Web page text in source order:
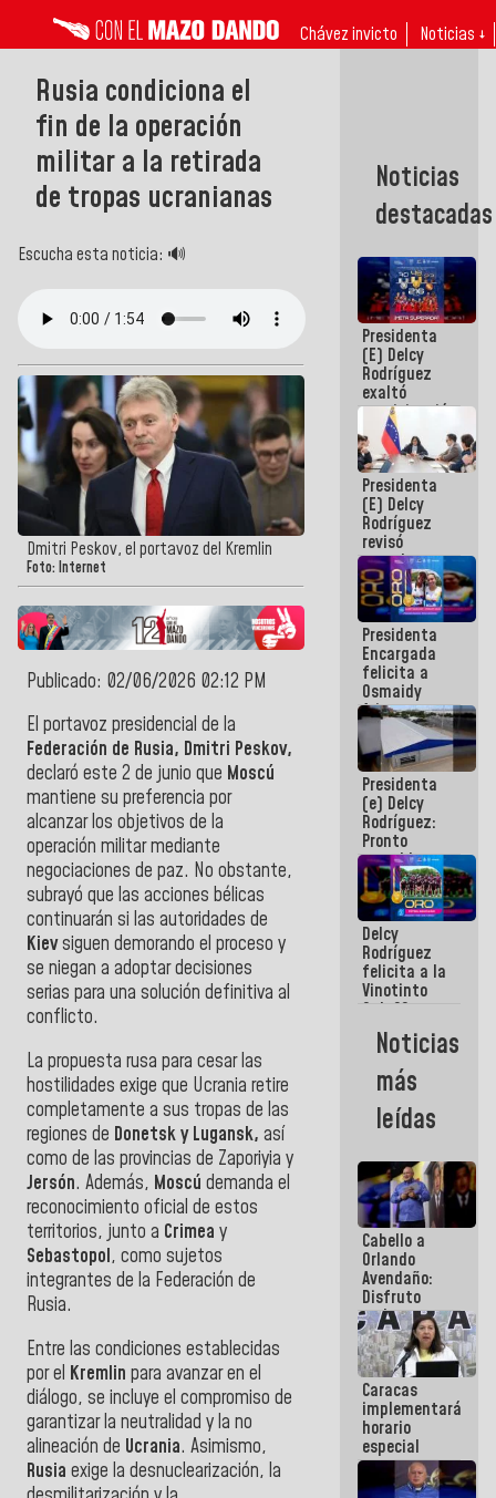
Chávez invicto Noticias ↓
Rusia condiciona el
fin de la operación
militar a la retirada
de tropas ucranianas
Escucha esta noticia: 🔊
Dmitri Peskov, el portavoz del Kremlin
Foto: Internet
Publicado: 02/06/2026 02:12 PM
El portavoz presidencial de la
Federación de Rusia, Dmitri Peskov,
declaró este 2 de junio que Moscú
mantiene su preferencia por
alcanzar los objetivos de la
operación militar mediante
negociaciones de paz. No obstante,
subrayó que las acciones bélicas
continuarán si las autoridades de
Kievsiguen demorando el proceso y
se niegan a adoptar decisiones
serias para una solución definitiva al
conflicto.
La propuesta rusa para cesar las
hostilidades exige que Ucrania retire
completamente a sus tropas de las
regiones de Donetsk y Lugansk, así
como de las provincias de Zaporiyia y
Jersón. Además, Moscú demanda el
reconocimiento oficial de estos
territorios, junto a Crimea y
Sebastopol, como sujetos
integrantes de la Federación de
Rusia.
Entre las condiciones establecidas
por el Kremlin para avanzar en el
diálogo, se incluye el compromiso de
garantizar la neutralidad y la no
alineación de Ucrania. Asimismo,
Rusia exige la desnuclearización, la
Noticias
destacadas
Presidenta
(E) Delcy
Rodríguez
exaltó
participación
de
Venezuela
en Juegos
Centroamericanos
y del Caribe
2026
Presidenta
(E) Delcy
Rodríguez
revisó
agenda
económica y
ejecución de
fondos de
emergencia
post-sismos
Presidenta
Encargada
felicita a
Osmaidy
Arias y
Giraly
Marcano por
hacer
historia en
los
Centroamericanos
Presidenta
(e) Delcy
Rodríguez:
Pronto
restableceremos
las
operaciones
en el
Aeropuerto
Internacional
de
Maiquetía
Delcy
Rodríguez
felicita a la
Vinotinto
Sub 20
campeona
frente
México Sub
23 en los
Centroamericanos
Noticias
más
leídas
Cabello a
Orlando
Avendaño:
Disfruto
cada vez
que escribes
porque lo
que haces
es
embarrarla
Caracas
implementará
horario
especial
para
adaptarse